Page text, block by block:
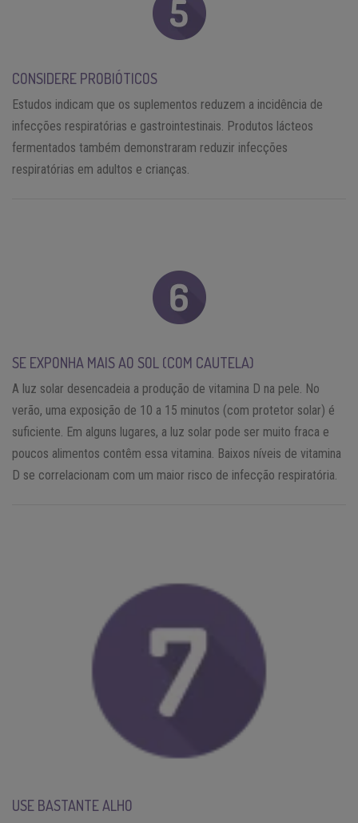
CONSIDERE PROBIÓTICOS
Estudos indicam que os suplementos reduzem a incidência de
infecções respiratórias e gastrointestinais. Produtos lácteos
fermentados também demonstraram reduzir infecções
respiratórias em adultos e crianças.
SE EXPONHA MAIS AO SOL (COM CAUTELA)
A luz solar desencadeia a produção de vitamina D na pele. No
verão, uma exposição de 10 a 15 minutos (com protetor solar) é
suficiente. Em alguns lugares, a luz solar pode ser muito fraca e
poucos alimentos contêm essa vitamina. Baixos níveis de vitamina
D se correlacionam com um maior risco de infecção respiratória.
USE BASTANTE ALHO